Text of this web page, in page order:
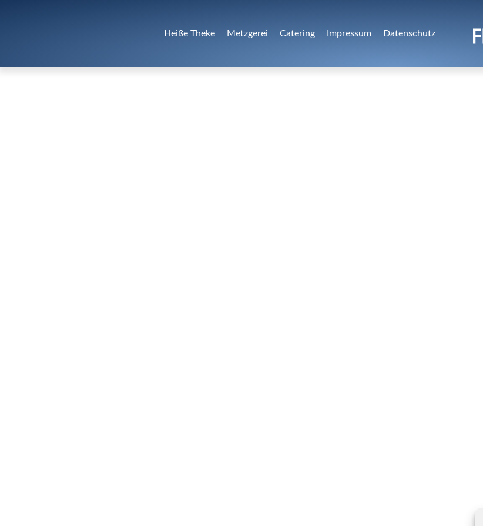
Heiße Theke Metzgerei Catering Impressum Datenschutz